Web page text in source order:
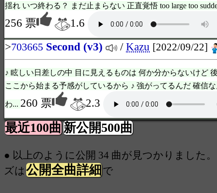
揺れ いつ終わる？ まだ止まらない 正直覚悟 too large too
256 票
1.6
>703665 Second (v3) /Kazu [2022/09/22]
♪ 眩しい日差しの中 目に見えるものは 何か分からないけど
ここから始まる予感がしているから ♪ 強がってるんだ 確信
わ... 260 票 2.3
最近100曲新公開500曲
● 以上のように公開 34 曲が見つかりました
ズは 公開全曲詳細で